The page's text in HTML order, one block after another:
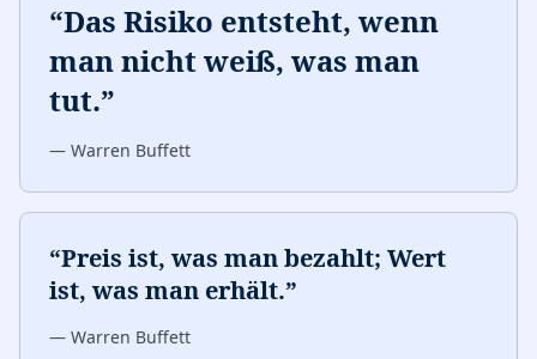
“Das Risiko entsteht, wenn
man nicht weiß, was man
tut.”
— Warren Buffett
“Preis ist, was man bezahlt; Wert
ist, was man erhält.”
— Warren Buffett